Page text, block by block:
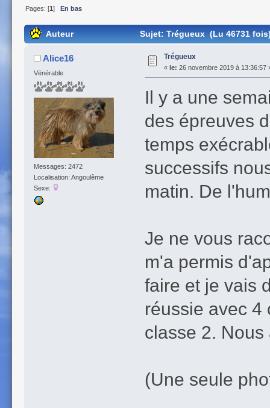
Pages: [1] En bas
Auteur Sujet: Trégueux (Lu 46731
Alice16
Vénérable
Messages: 2472
Localisation: Angoulême
Sexe:
Trégueux
« le: 26 novembre 2019 à 13:36:57
Il y a une
des épreuves
temps
successifs
matin. De
Je ne vous
m'a permis
faire et je vais
réussie avec 4
classe 2.
(Une seule